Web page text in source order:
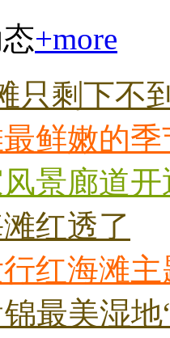
+more
只剩下不
鲜嫩的
景廊道开
红透了
红海滩
最美湿